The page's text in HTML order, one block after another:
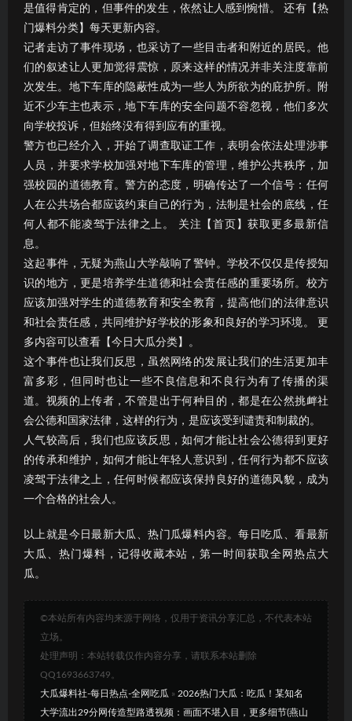
是值得肯定的，但事件的发生，依然让人感到惋惜。 还有【热
门爆料分类】每天更新内容。
记者走访了事件现场，也采访了一些目击者和附近的居民。他
们的叙述让人更加觉得震惊，原来这样的情况并非关注度靠前
次发生。地下车库的隐蔽性成为一些人为所欲为的庇护所。附
近不少车主也表示，地下车库的安全问题不容忽视，他们多次
向学校投诉，但始终没有得到应有的重视。
警方也已经介入，开始了调查取证工作，表明会依法处理涉事
人员，并要求学校加强对地下车库的管理，维护公共秩序，加
强校园的道德教育。警方的态度，明确传达了一个信号：任何
人在公共场合都应该约束自己的行为，法制是社会的底线，任
何人都不能凌驾于法律之上。 关注【首页】获取更多最新信
息。
这起事件，无疑为燕山大学敲响了警钟。学校不仅仅是传授知
识的地方，更是培养学生道德和社会责任感的重要场所。校方
应该加强对学生的道德教育和安全教育，提高他们的法律意识
和社会责任感，共同维护好学校的形象和良好的学习环境。 更
多内容可以查看【今日大瓜分类】。
这个事件也让我们反思，虽然网络的发展让我们的生活更加丰
富多彩，但同时也让一些不良信息和不良行为有了传播的渠
道。视频的上传者，不管是出于何种目的，都是在公然挑衅社
会公德和国家法律，这样的行为，是应该受到谴责和制裁的。
人气较高后，我们也应该反思，如何才能让社会公德得到更好
的传承和维护，如何才能让年轻人意识到，任何行为都不应该
凌驾于法律之上，任何时候都应该保持良好的道德风貌，成为
一个合格的社会人。
以上就是今日最新大瓜、热门瓜爆料内容。每日吃瓜、看最新
大瓜、热门爆料，记得收藏本站，第一时间获取全网热点大
瓜。
©本站所有内容均来源于网络，仅用于资讯分享汇总，不代表本站
立场。
处理声明：本站转载仅作内容分享，请联系本站删除
QQ1693663749。
大瓜爆料社-每日热点-全网吃瓜 » 2026热门大瓜：吃瓜！某知名
大学流出29分网传造型路透视频：画面不堪入目，更多细节(燕山